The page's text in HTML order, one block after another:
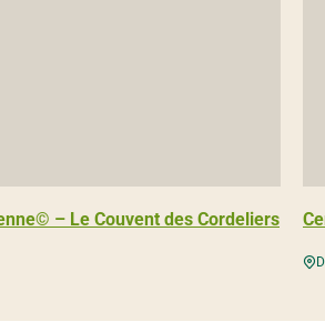
– Le Couvent des Cordeliers